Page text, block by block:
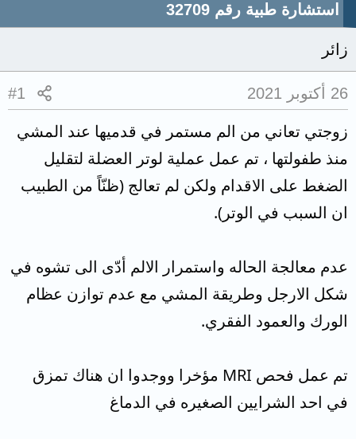
استشارة طبية رقم 32709
زائر
26 أكتوبر 2021 #1
زوجتي تعاني من الم مستمر في قدميها عند المشي
منذ طفولتها ، تم عمل عملية لوتر العضلة لتقليل
الضغط على الاقدام ولكن لم تعالج (ظنّاً من الطبيب
ان السبب في الوتر).
عدم معالجة الحاله واستمرار الالم أدّى الى تشوه في
شكل الارجل وطريقة المشي مع عدم توازن عظام
الورك والعمود الفقري.
تم عمل فحص MRI مؤخرا ووجدوا ان هناك تمزق
في احد الشرايين الصغيره في الدماغ